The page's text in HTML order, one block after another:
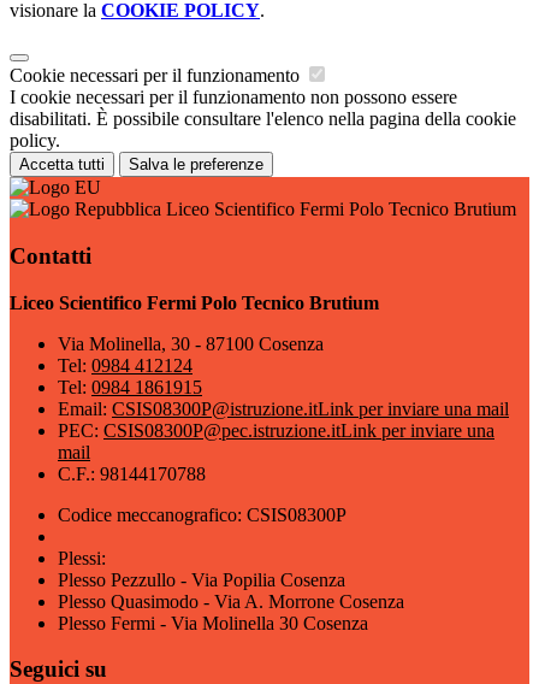
visionare la COOKIE POLICY.
Cookie necessari per il funzionamento
I cookie necessari per il funzionamento non possono essere
disabilitati. È possibile consultare l'elenco nella pagina della cookie
policy.
Accetta tutti Salva le preferenze
Liceo Scientifico Fermi Polo Tecnico Brutium
Contatti
Liceo Scientifico Fermi Polo Tecnico Brutium
Via Molinella, 30 - 87100 Cosenza
Tel: 0984 412124
Tel: 0984 1861915
Email: CSIS08300P@istruzione.itLink per inviare una mail
PEC: CSIS08300P@pec.istruzione.itLink per inviare una
mail
C.F.: 98144170788
Codice meccanografico: CSIS08300P
Plessi:
Plesso Pezzullo - Via Popilia Cosenza
Plesso Quasimodo - Via A. Morrone Cosenza
Plesso Fermi - Via Molinella 30 Cosenza
Seguici su